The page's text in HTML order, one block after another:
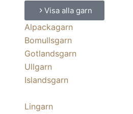
Visa alla garn
Alpackagarn
Bomullsgarn
Gotlandsgarn
Ullgarn
Islandsgarn
Lingarn